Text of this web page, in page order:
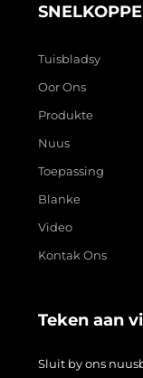
Tuisbladsy
Oor Ons
Produkte
Nuus
Toepassing
Blanke
Video
Kontak Ons
Teken aan
Sluit by ons